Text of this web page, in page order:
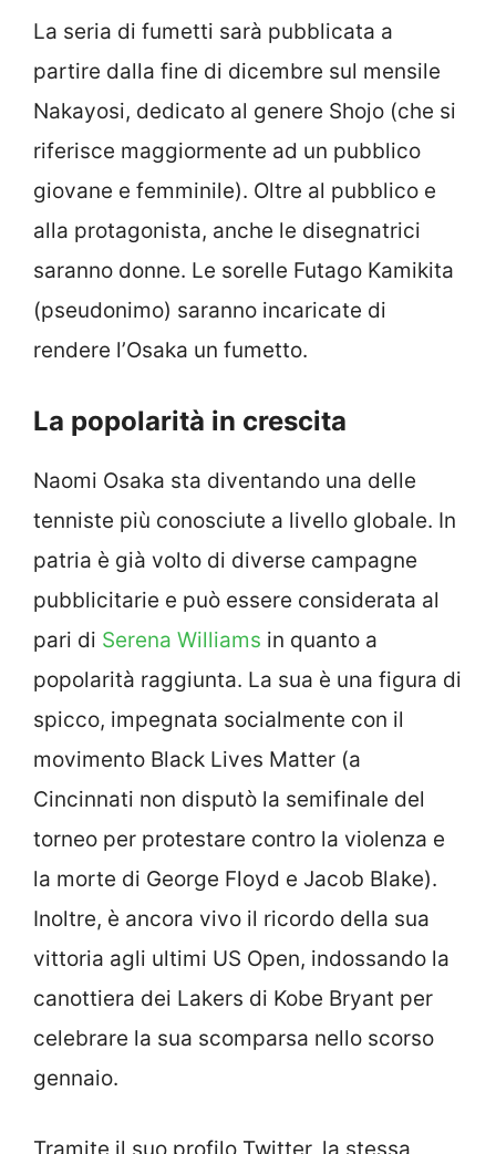
La seria di fumetti sarà pubblicata a
partire dalla fine di dicembre sul mensile
Nakayosi, dedicato al genere Shojo (che si
riferisce maggiormente ad un pubblico
giovane e femminile). Oltre al pubblico e
alla protagonista, anche le disegnatrici
saranno donne. Le sorelle Futago Kamikita
(pseudonimo) saranno incaricate di
rendere l’Osaka un fumetto.
La popolarità in crescita
Naomi Osaka sta diventando una delle
tenniste più conosciute a livello globale. In
patria è già volto di diverse campagne
pubblicitarie e può essere considerata al
pari di Serena Williams in quanto a
popolarità raggiunta. La sua è una figura di
spicco, impegnata socialmente con il
movimento Black Lives Matter (a
Cincinnati non disputò la semifinale del
torneo per protestare contro la violenza e
la morte di George Floyd e Jacob Blake).
Inoltre, è ancora vivo il ricordo della sua
vittoria agli ultimi US Open, indossando la
canottiera dei Lakers di Kobe Bryant per
celebrare la sua scomparsa nello scorso
gennaio.